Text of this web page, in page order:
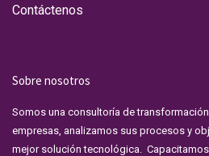
Contáctenos
Sobre nosotros
Somos una consultoría de
empresas, analizamos sus procesos y
mejor solución tecnológica.